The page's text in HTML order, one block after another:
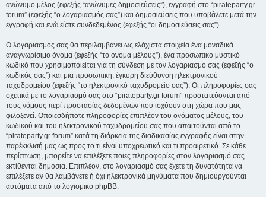
ανώνυμο μέλος (εφεξής “ανώνυμες δημοσιεύσεις”), εγγραφή στο “pirateparty.gr
forum” (εφεξής “ο λογαριασμός σας”) και δημοσιεύσεις που υποβάλετε μετά την
εγγραφή και ενώ είστε συνδεδεμένος (εφεξής “οι δημοσιεύσεις σας”).
Ο λογαριασμός σας θα περιλαμβάνει ως ελάχιστα στοιχεία ένα μοναδικά
αναγνωρίσιμο όνομα (εφεξής “το όνομα μέλους”), ένα προσωπικό μυστικό
κωδικό που χρησιμοποιείται για τη σύνδεση με τον λογαριασμό σας (εφεξής “ο
κωδικός σας”) και μια προσωπική, έγκυρη διεύθυνση ηλεκτρονικού
ταχυδρομείου (εφεξής “το ηλεκτρονικό ταχυδρομείο σας”). Οι πληροφορίες σας
σχετικά με το λογαριασμό σας στο “pirateparty.gr forum” προστατεύονται από
τους νόμους περί προστασίας δεδομένων που ισχύουν στη χώρα που μας
φιλοξενεί. Οποιεσδήποτε πληροφορίες επιπλέον του ονόματος μέλους, του
κωδικού και του ηλεκτρονικού ταχυδρομείου σας που απαιτούνται από το
“pirateparty.gr forum” κατά τη διάρκεια της διαδικασίας εγγραφής είναι στην
παρέκκλισή μας ως προς το τι είναι υποχρεωτικό και τι προαιρετικό. Σε κάθε
περίπτωση, μπορείτε να επιλέξετε ποιες πληροφορίες στον λογαριασμό σας
εκτίθενται δημόσια. Επιπλέον, στο λογαριασμό σας έχετε τη δυνατότητα να
επιλέξετε αν θα λαμβάνετε ή όχι ηλεκτρονικά μηνύματα που δημιουργούνται
αυτόματα από το λογισμικό phpBB.